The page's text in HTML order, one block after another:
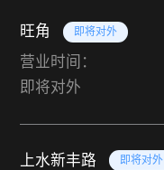
旺角 即将对外
营业时间：
即将对外
上水新丰路 即将对外